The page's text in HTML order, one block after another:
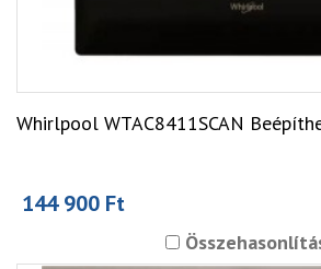
Whirlpool WTAC8411SCAN
144 900 Ft